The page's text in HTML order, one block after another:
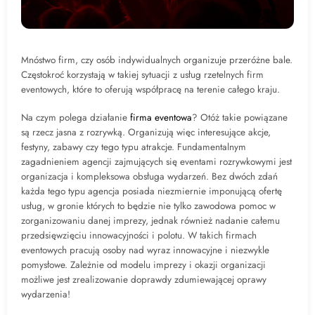
Mnóstwo firm, czy osób indywidualnych organizuje przeróżne bale.
Częstokroć korzystają w takiej sytuacji z usług rzetelnych firm
eventowych, które to oferują współpracę na terenie całego kraju.
Na czym polega działanie firma eventowa? Otóż takie powiązane
są rzecz jasna z rozrywką. Organizują więc interesujące akcje,
festyny, zabawy czy tego typu atrakcje. Fundamentalnym
zagadnieniem agencji zajmujących się eventami rozrywkowymi jest
organizacja i kompleksowa obsługa wydarzeń. Bez dwóch zdań
każda tego typu agencja posiada niezmiernie imponującą ofertę
usług, w gronie których to będzie nie tylko zawodowa pomoc w
zorganizowaniu danej imprezy, jednak również nadanie całemu
przedsięwzięciu innowacyjności i polotu. W takich firmach
eventowych pracują osoby nad wyraz innowacyjne i niezwykle
pomysłowe. Zależnie od modelu imprezy i okazji organizacji
możliwe jest zrealizowanie doprawdy zdumiewającej oprawy
wydarzenia!